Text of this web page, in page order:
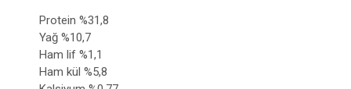
Protein %31,8
Yağ %10,7
Ham lif %1,1
Ham kül %5,8